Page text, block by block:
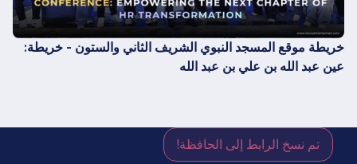
خريطة موقع المسجد النبوي الشريف الثاني والستون - خريطة:
عين عبد الله بن علي بن عبد الله
تم نسخ الرابط إلى الحافظة!